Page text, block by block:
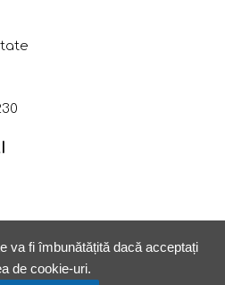
va fi îmbunătățită dacă acceptați
de cookie-uri.